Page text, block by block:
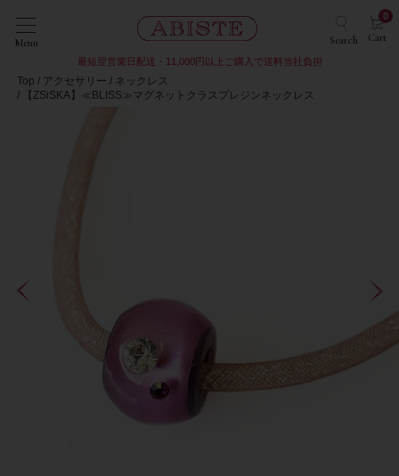
Menu Search Cart
0
最短翌営業日配送・11,000円以上ご購入で送料当社負担
Top アクセサリー
ネックレス
【ZSiSKA】≪BLISS≫マグネットクラスプレジンネックレス